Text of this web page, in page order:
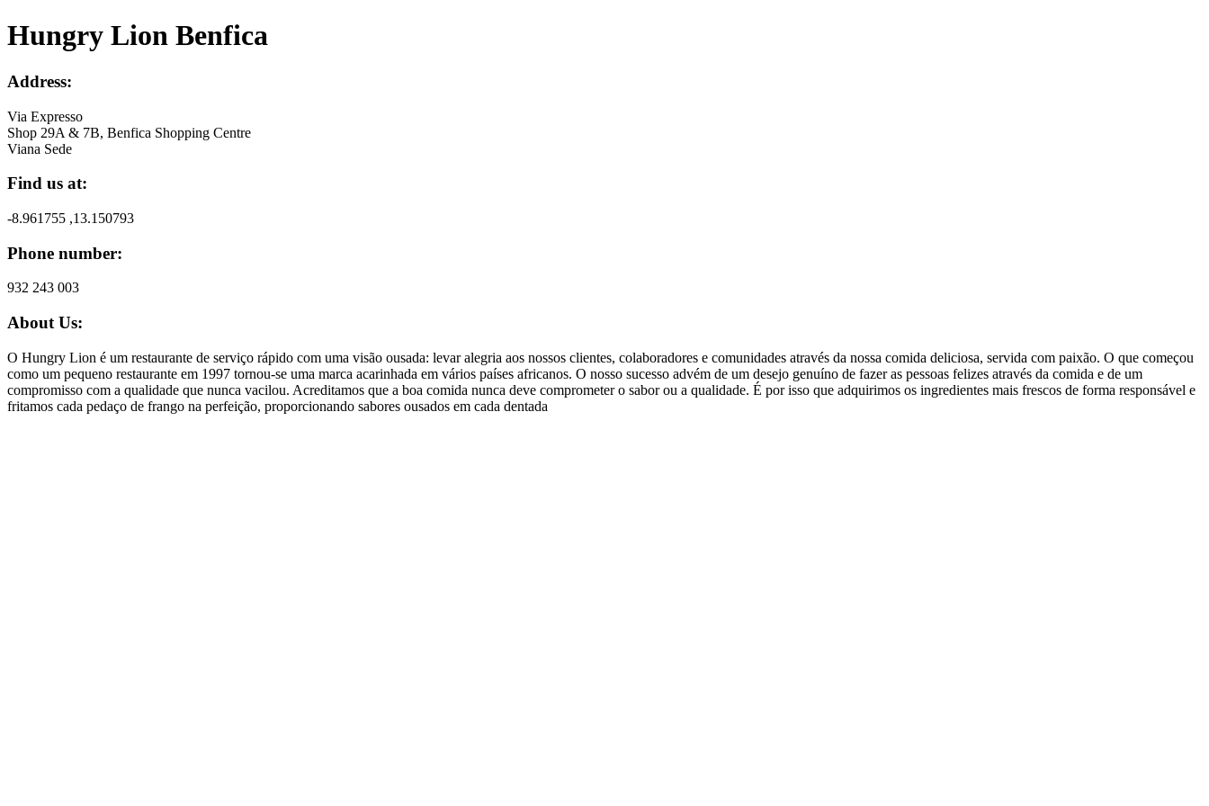
Hungry Lion Benfica
Address:
Via Expresso
Shop 29A & 7B, Benfica Shopping Centre
Viana Sede
Find us at:
-8.961755 ,13.150793
Phone number:
932 243 003
About Us:
O Hungry Lion é um restaurante de serviço rápido com uma visão ousada: levar alegria aos nossos clientes, colaboradores e comunidades através da nossa comida deliciosa, servida com paixão. O que começou
como um pequeno restaurante em 1997 tornou-se uma marca acarinhada em vários países africanos. O nosso sucesso advém de um desejo genuíno de fazer as pessoas felizes através da comida e de um
compromisso com a qualidade que nunca vacilou. Acreditamos que a boa comida nunca deve comprometer o sabor ou a qualidade. É por isso que adquirimos os ingredientes mais frescos de forma responsável e
fritamos cada pedaço de frango na perfeição, proporcionando sabores ousados em cada dentada